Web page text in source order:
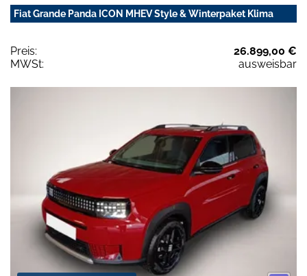
Fiat Grande Panda ICON MHEV Style & Winterpaket Klima
Preis:
26.899,00 €
MWSt:
ausweisbar